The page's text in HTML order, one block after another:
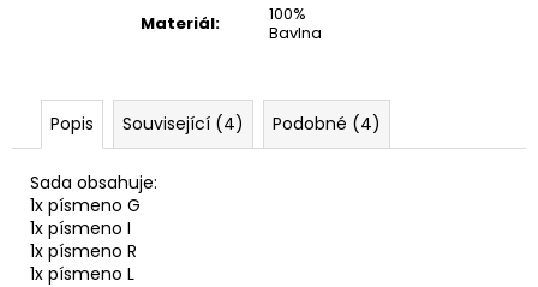
Materiál:
100%
Bavlna
Popis Související (4) Podobné (4)
Sada obsahuje:
1x písmeno G
1x písmeno I
1x písmeno R
1x písmeno L